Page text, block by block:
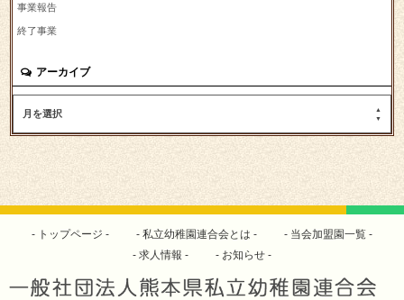
事業報告
終了事業
アーカイブ
月を選択
トップページ 私立幼稚園連合会とは
当会加盟園一覧
求人情報
お知らせ